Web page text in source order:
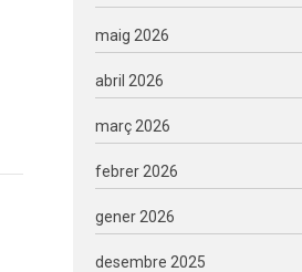
maig 2026
abril 2026
març 2026
febrer 2026
gener 2026
desembre 2025